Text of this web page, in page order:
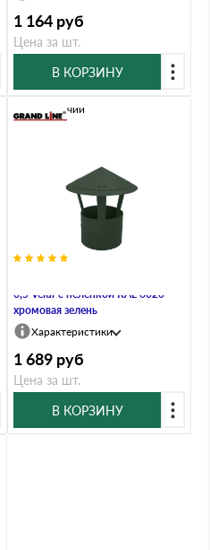
1 164 руб
Цена за шт.
В КОРЗИНУ
0,5 Velur с пеленкой RAL 6020
хромовая зелень
В наличии
Характеристики
1 689 руб
Цена за шт.
В КОРЗИНУ